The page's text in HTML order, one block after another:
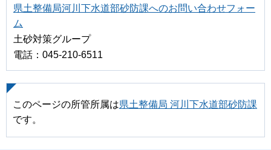
県土整備局河川下水道部砂防課へのお問い合わせフォー
ム
土砂対策グループ
電話：045-210-6511
このページの所管所属は県土整備局 河川下水道部砂防課
です。